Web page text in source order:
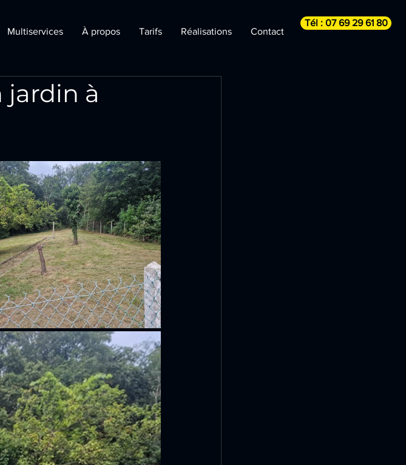
Multiservices À propos Tarifs Réalisations Contact
Tél : 07 69 29 61 80
jardin à